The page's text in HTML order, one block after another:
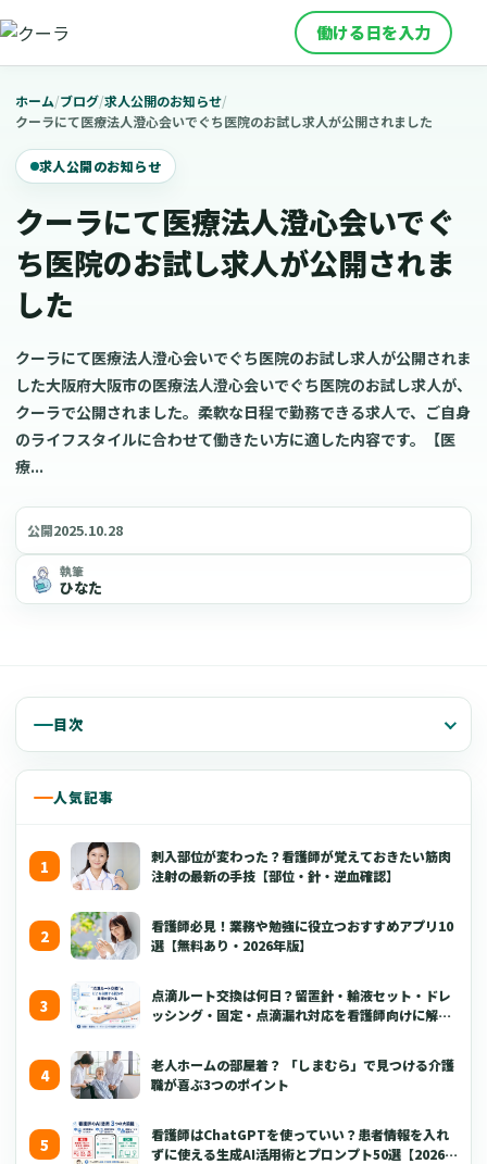
働ける日を入力
ホーム/ブログ/求人公開のお知らせ/
クーラにて医療法人澄心会いでぐち医院のお試し求人が公開されました
求人公開のお知らせ
クーラにて医療法人澄心会いでぐ
ち医院のお試し求人が公開されま
した
クーラにて医療法人澄心会いでぐち医院のお試し求人が公開されま
した大阪府大阪市の医療法人澄心会いでぐち医院のお試し求人が、
クーラで公開されました。柔軟な日程で勤務できる求人で、ご自身
のライフスタイルに合わせて働きたい方に適した内容です。【医
療...
公開2025.10.28
執筆
ひなた
目次
人気記事
刺入部位が変わった？看護師が覚えておきたい筋肉
注射の最新の手技【部位・針・逆血確認】
看護師必見！業務や勉強に役立つおすすめアプリ10
選【無料あり・2026年版】
点滴ルート交換は何日？留置針・輸液セット・ドレ
ッシング・固定・点滴漏れ対応を看護師向けに解説
老人ホームの部屋着？ 「しまむら」で見つける介護
職が喜ぶ3つのポイント
看護師はChatGPTを使っていい？患者情報を入れ
ずに使える生成AI活用術とプロンプト50選【2026年